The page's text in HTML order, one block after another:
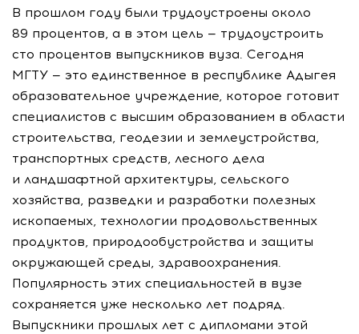
В прошлом году были трудоустроены около
89 процентов, а в этом цель — трудоустроить
сто процентов выпускников вуза. Сегодня
МГТУ — это единственное в республике Адыгея
образовательное учреждение, которое готовит
специалистов с высшим образованием в области
строительства, геодезии и землеустройства,
транспортных средств, лесного дела
и ландшафтной архитектуры, сельского
хозяйства, разведки и разработки полезных
ископаемых, технологии продовольственных
продуктов, природообустройства и защиты
окружающей среды, здравоохранения.
Популярность этих специальностей в вузе
сохраняется уже несколько лет подряд.
Выпускники прошлых лет с дипломами этой